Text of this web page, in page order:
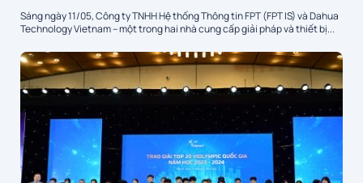
Sáng ngày 11/05, Công ty TNHH Hệ thống Thông tin FPT (FPT IS) và Dahua
Technology Vietnam – một trong hai nhà cung cấp giải pháp và thiết bị...